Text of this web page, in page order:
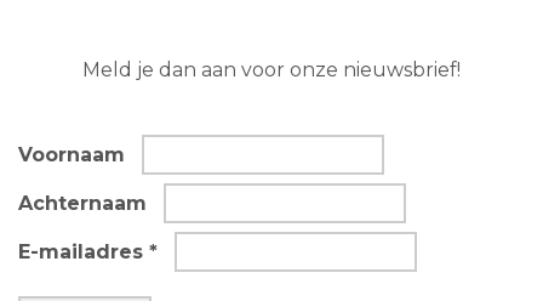
Meld je dan aan voor onze nieuwsbrief!
Voornaam
Achternaam
E-mailadres *